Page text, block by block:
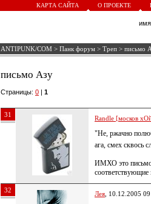
КАРТА САЙТА О ПРОЕКТЕ
ANTIPUNK/COM > Панк форум > Треп > письмо
письмо Азу
Страницы: 0 | 1
31 Randle [москов
"Не, ржачно
ага, смех сквось
ИМХО это письмо
32 Лея , 10.12.2005